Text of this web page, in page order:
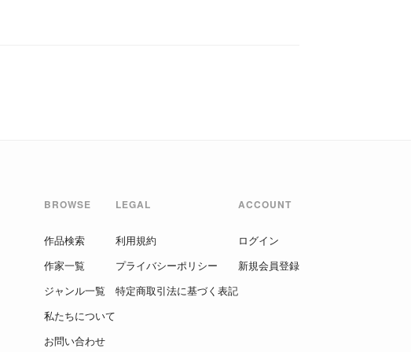
BROWSE
作品検索
作家一覧
ジャンル一覧
私たちについて
お問い合わせ
LEGAL
利用規約
プライバシーポリシー
特定商取引法に基づく表記
ACCOUNT
ログイン
新規会員登録